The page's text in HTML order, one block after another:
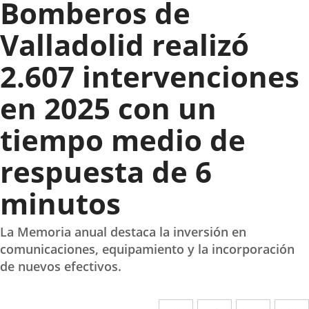
Bomberos de
Valladolid realizó
2.607 intervenciones
en 2025 con un
tiempo medio de
respuesta de 6
minutos
La Memoria anual destaca la inversión en
comunicaciones, equipamiento y la incorporación
de nuevos efectivos.